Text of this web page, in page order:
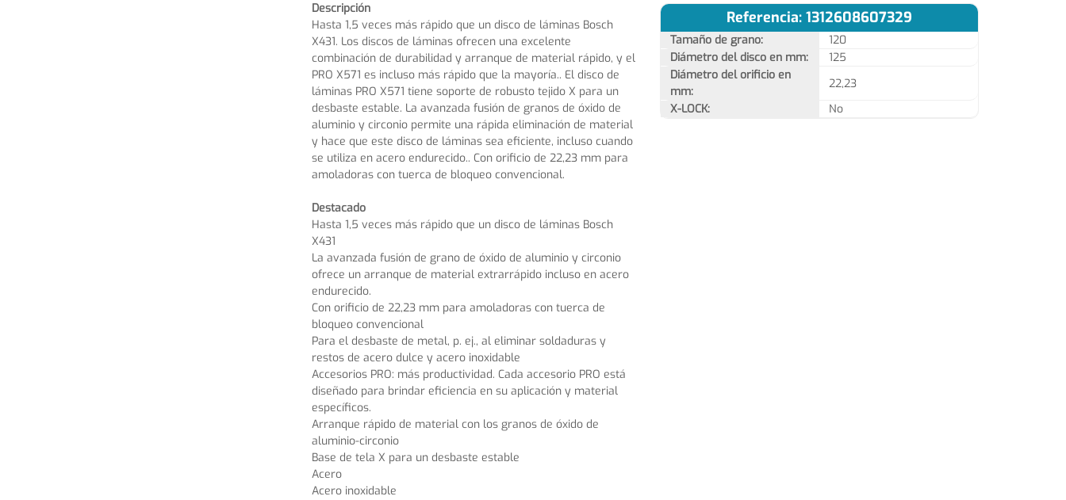
Descripción
Hasta 1,5 veces más rápido que un disco de láminas Bosch
X431. Los discos de láminas ofrecen una excelente
combinación de durabilidad y arranque de material rápido, y el
PRO X571 es incluso más rápido que la mayoría.. El disco de
láminas PRO X571 tiene soporte de robusto tejido X para un
desbaste estable. La avanzada fusión de granos de óxido de
aluminio y circonio permite una rápida eliminación de material
y hace que este disco de láminas sea eficiente, incluso cuando
se utiliza en acero endurecido.. Con orificio de 22,23 mm para
amoladoras con tuerca de bloqueo convencional.
Destacado
Hasta 1,5 veces más rápido que un disco de láminas Bosch
X431
La avanzada fusión de grano de óxido de aluminio y circonio
ofrece un arranque de material extrarrápido incluso en acero
endurecido.
Con orificio de 22,23 mm para amoladoras con tuerca de
bloqueo convencional
Para el desbaste de metal, p. ej., al eliminar soldaduras y
restos de acero dulce y acero inoxidable
Accesorios PRO: más productividad. Cada accesorio PRO está
diseñado para brindar eficiencia en su aplicación y material
específicos.
Arranque rápido de material con los granos de óxido de
aluminio-circonio
Base de tela X para un desbaste estable
Acero
Acero inoxidable
Referencia: 1312608607329
Tamaño de grano:
120
Diámetro del disco en mm:
125
Diámetro del orificio en
mm:
22,23
X-LOCK:
No